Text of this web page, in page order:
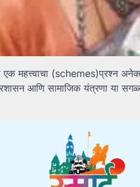
महत्त्वाचा (schemes)प्रश्न
आणि सामाजिक यंत्रणा या